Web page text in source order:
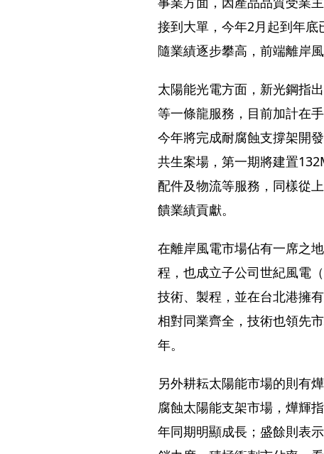
接到大單，今年2月起到年
隨業績逐步攀高，前端離岸
太陽能光電方面，新光鋼指
等一條龍服務，目前加計在
今年將完成耐腐蝕支撐架開
共生案場，第一期將建置
配件及物流等服務，同樣從
饋業績貢獻。
在離岸風電市場佔有一席之
程，也成立子公司世紀風電
技術、製程，並在台北港擁
相對同業齊全，技術也領先
年。
另外耕耘太陽能市場的則有
腐蝕太陽能支架市場，燁輝
年同期明顯成長；盛餘則表